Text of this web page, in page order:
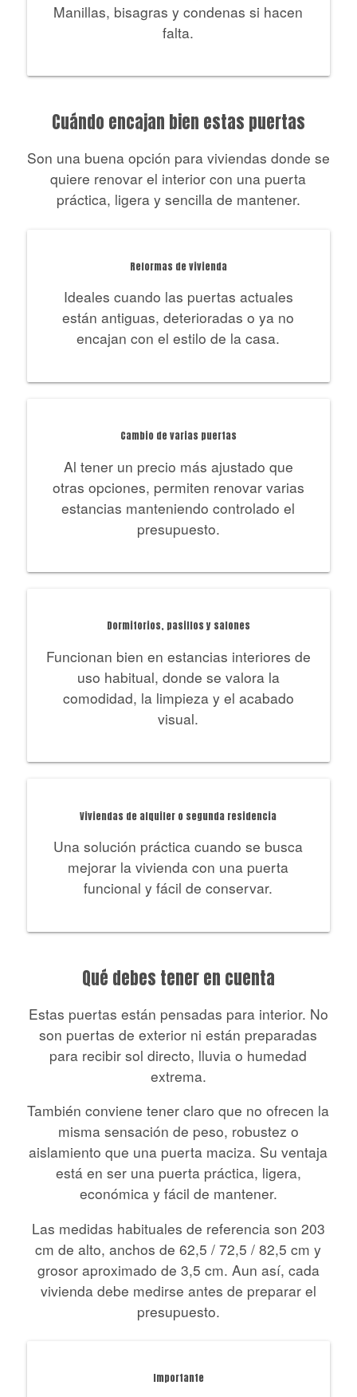
Manillas, bisagras y condenas si hacen
falta.
Cuándo encajan bien estas puertas
Son una buena opción para viviendas donde se
quiere renovar el interior con una puerta
práctica, ligera y sencilla de mantener.
Reformas de vivienda
Ideales cuando las puertas actuales
están antiguas, deterioradas o ya no
encajan con el estilo de la casa.
Cambio de varias puertas
Al tener un precio más ajustado que
otras opciones, permiten renovar varias
estancias manteniendo controlado el
presupuesto.
Dormitorios, pasillos y salones
Funcionan bien en estancias interiores de
uso habitual, donde se valora la
comodidad, la limpieza y el acabado
visual.
Viviendas de alquiler o segunda residencia
Una solución práctica cuando se busca
mejorar la vivienda con una puerta
funcional y fácil de conservar.
Qué debes tener en cuenta
Estas puertas están pensadas para interior. No
son puertas de exterior ni están preparadas
para recibir sol directo, lluvia o humedad
extrema.
También conviene tener claro que no ofrecen la
misma sensación de peso, robustez o
aislamiento que una puerta maciza. Su ventaja
está en ser una puerta práctica, ligera,
económica y fácil de mantener.
Las medidas habituales de referencia son 203
cm de alto, anchos de 62,5 / 72,5 / 82,5 cm y
grosor aproximado de 3,5 cm. Aun así, cada
vivienda debe medirse antes de preparar el
presupuesto.
Importante